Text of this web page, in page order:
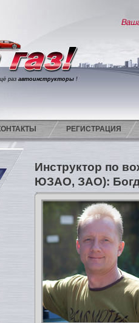
раз автоинструкторы !
РЕГИСТРАЦИЯ
Инструктор по
ЮЗАО, ЗАО):